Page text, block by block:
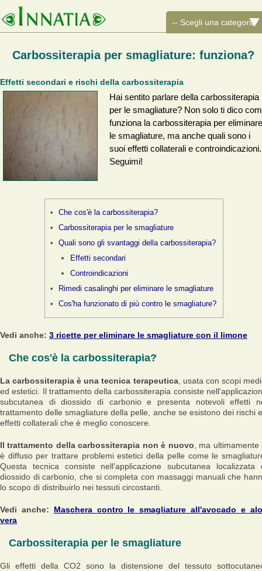
Carbossiterapia per smagliature: funziona?
Effetti secondari e rischi della carbossiterapia
Hai sentito parlare della carbossiterapia
per le smagliature? Non solo ti dico
funziona la carbossiterapia per eliminare
le smagliature, ma anche quali sono i
suoi effetti collaterali e controindicazioni.
Seguimi!
Che cos'è la carbossiterapia?
Carbossiterapia per le smagliature
Quali sono gli svantaggi della carbossiterapia?
Effetti secondari
Controindicazioni
Rimedi casalinghi per eliminare le smagliature
Cos'ha funzionato di più contro le smagliature?
Vedi anche: 3 ricette per eliminare le smagliature con il limone
Che cos'è la carbossiterapia?
La carbossiterapia è una tecnica terapeutica, usata con scopi
ed estetici. Il trattamento della carbossiterapia consiste
subcutanea di diossido di carbonio e presenta notevoli effetti
trattamento delle smagliature della pelle, anche se esistono dei rischi
effetti collaterali che è meglio conoscere.
Il trattamento della carbossiterapia non è nuovo , ma ultimamente
è diffuso per trattare problemi estetici della pelle come le
Questa tecnica consiste nell'applicazione subcutanea localizzata
diossido di carbonio, che si completa con massaggi manuali che
lo scopo di distribuirlo nei tessuti circostanti.
Vedi anche: Maschera contro le smagliature all'avocado e
vera
Carbossiterapia per le smagliature
Gli effetti della CO2 sono la distensione del tessuto